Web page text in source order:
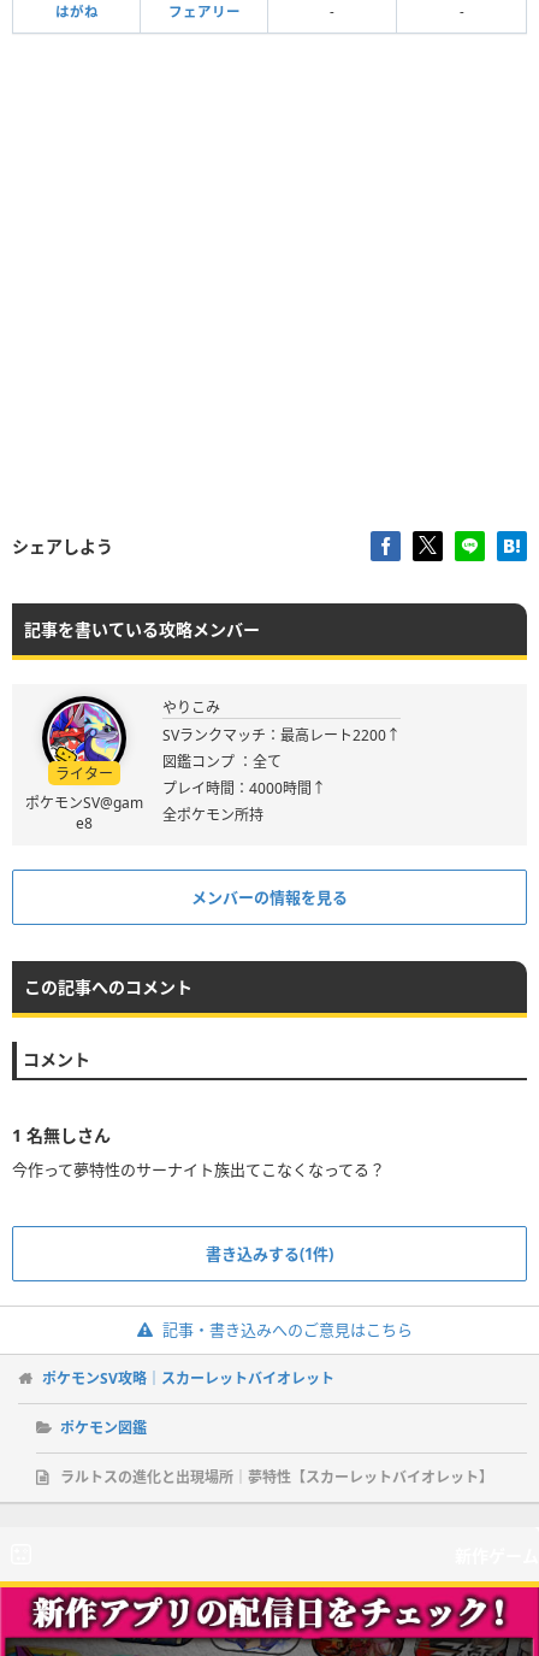
はがね フェアリー - -
シェアしよう
記事を書いている攻略メンバー
ライター
ポケモンSV@gam
e8
やりこみ
SVランクマッチ：最高レート2200↑
図鑑コンプ ：全て
プレイ時間：4000時間↑
全ポケモン所持
メンバーの情報を見る
この記事へのコメント
コメント
1 名無しさん
今作って夢特性のサーナイト族出てこなくなってる？
書き込みする(1件)
記事・書き込みへのご意見はこちら
ポケモンSV攻略｜スカーレットバイオレット
ポケモン図鑑
ラルトスの進化と出現場所｜夢特性【スカーレットバイオレット】